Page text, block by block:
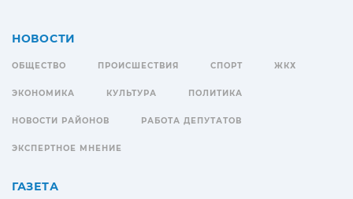
НОВОСТИ
ОБЩЕСТВО ПРОИСШЕСТВИЯ СПОРТ ЖКХ
ЭКОНОМИКА КУЛЬТУРА ПОЛИТИКА
НОВОСТИ РАЙОНОВ РАБОТА ДЕПУТАТОВ
ЭКСПЕРТНОЕ МНЕНИЕ
ГАЗЕТА